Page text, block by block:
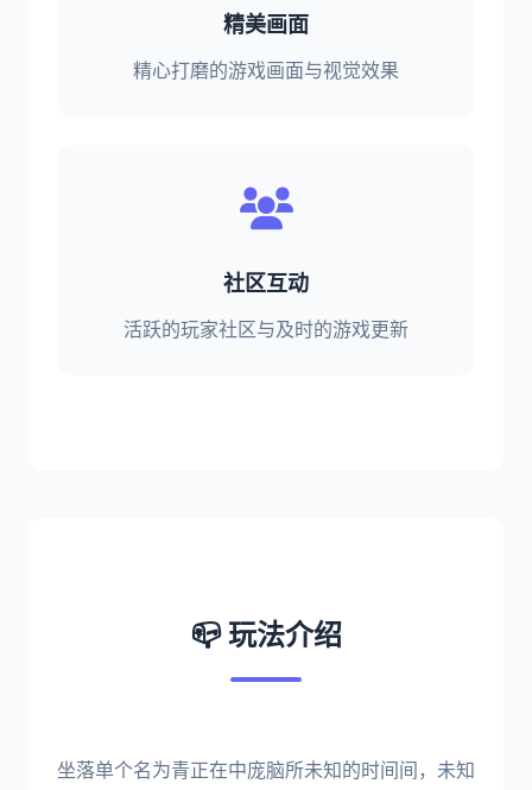
精美画面
精心打磨的游戏画面与视觉效果
社区互动
活跃的玩家社区与及时的游戏更新
📪 玩法介绍
坐落单个名为青正在中庞脑所未知的时间间，未知